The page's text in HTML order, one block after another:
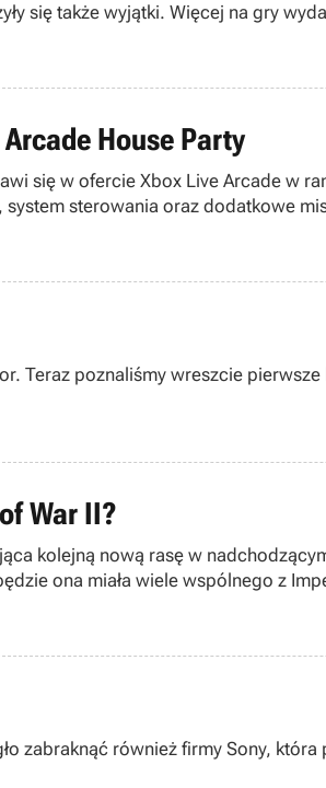
się także wyjątki. Więcej na gry
House Party
się w ofercie Xbox Live Arcade w
sterowania oraz dodatkowe
Teraz poznaliśmy wreszcie
War II?
kolejną nową rasę w
ona miała wiele wspólnego z
również firmy Sony, która